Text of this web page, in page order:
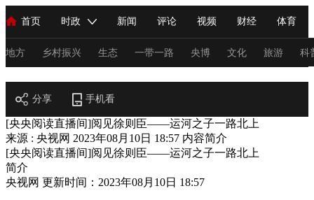
首页 时政 新闻 评论 视频 财经 体育
人民领袖习近平 联播+ 中国领导人 央视快评 习式妙语
直播 栏目大全 节目单 听音 微视频 主持人
海外频道 iPanda English Монгол
地方 乡村振兴 生态 一带一路 央博 文化 旅游 科
总台春晚 网络春晚
新闻 国内 国际 评论 经济 军事
人民领袖习近平 联播+ 热解读
分享 手机看
[央央阅读直播间]阅见徐则臣——运河之子一路北上
来源 : 央视网 2023年08月10日 18:57 内容简介
[央央阅读直播间]阅见徐则臣——运河之子一路北上
简介
央视网 更新时间：2023年08月10日 18:57